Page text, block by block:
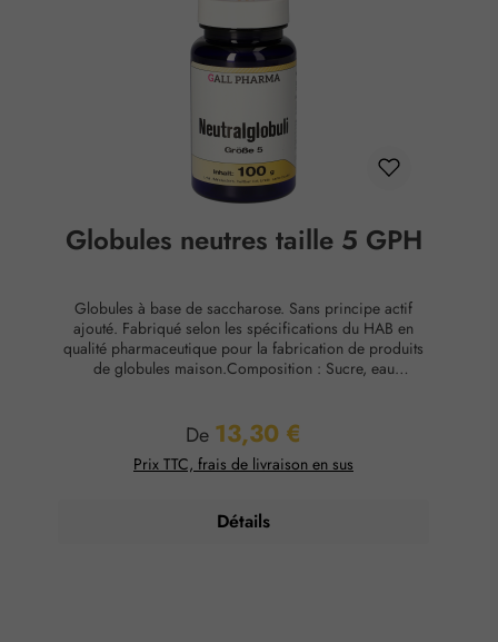
Globules neutres taille 5 GPH
Globules à base de saccharose. Sans principe actif
ajouté. Fabriqué selon les spécifications du HAB en
qualité pharmaceutique pour la fabrication de produits
de globules maison.Composition : Sucre, eau
Prix régulier :
De 13,30 €
Prix TTC, frais de livraison en sus
Détails